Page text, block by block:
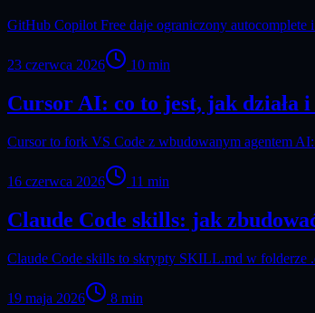
GitHub Copilot Free daje ograniczony
23 czerwca 2026 10 min
Cursor AI: co to jest, jak działa
Cursor to fork VS Code z wbudowanym agentem
16 czerwca 2026 11 min
Claude Code skills: jak
Claude Code skills to skrypty SKILL.md w folderze
19 maja 2026 8 min